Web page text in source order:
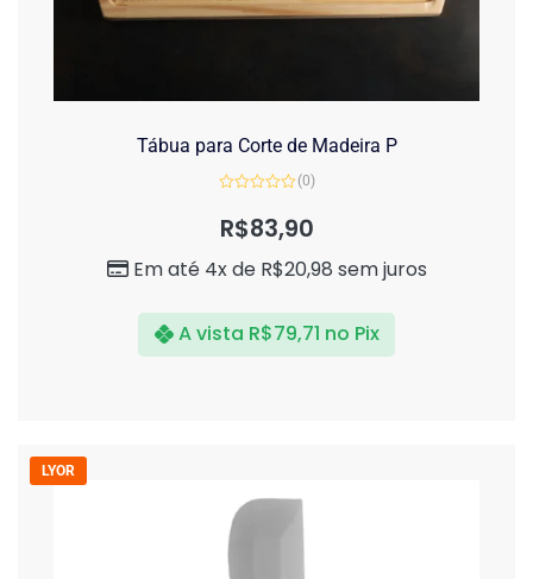
Tábua para Corte de Madeira P
de
(0)
R$83,90
Em até 4x de R$20,98 sem juros
A vista R$79,71 no Pix
LYOR